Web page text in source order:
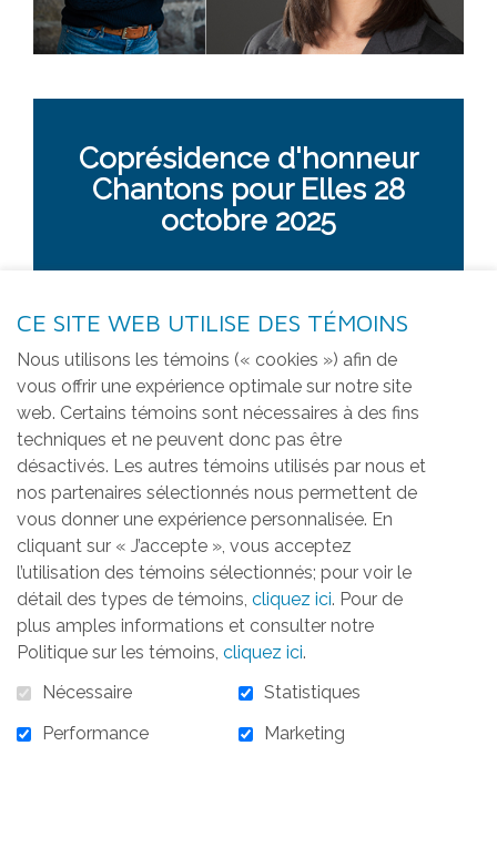
Coprésidence d'honneur
Chantons pour Elles 28
octobre 2025
fières d'assumer la coprésidence d'honneur
de la 8e édition deChantons pour Elles !
En tant que soeurs, il nous tient à coeur de
soutenir la mission de la maison
d'hébergementLa Jonction pour Elles,qui
accompagne avec bienveillance des
femmes et leurs enfants en quête de
sécurité et d'espoir.
Cet événement unique, qui allie musique et
solidarité, est l'occasion de joindre nos voix
pour faire une réelle différence.
Nous vous invitons à vous joindre à nous
pour cette soirée où chaque note résonnera
CE SITE WEB UTILISE DES TÉMOINS
Nous utilisons les témoins (« cookies ») afin de
vous offrir une expérience optimale sur notre site
web. Certains témoins sont nécessaires à des fins
techniques et ne peuvent donc pas être
désactivés. Les autres témoins utilisés par nous et
nos partenaires sélectionnés nous permettent de
vous donner une expérience personnalisée. En
cliquant sur « J’accepte », vous acceptez
l’utilisation des témoins sélectionnés; pour voir le
détail des types de témoins, cliquez ici. Pour de
plus amples informations et consulter notre
Politique sur les témoins, cliquez ici.
Nécessaire
Statistiques
Performance
Marketing